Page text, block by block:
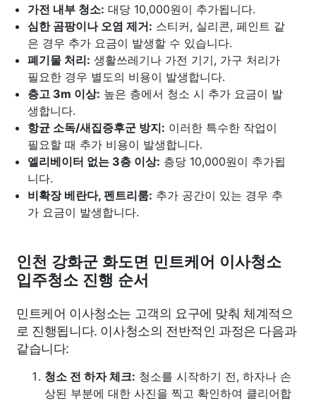
가전 내부 청소: 대당 10,000원이 추가됩니다.
심한 곰팡이나 오염 제거: 스티커, 실리콘, 페인트 같
은 경우 추가 요금이 발생할 수 있습니다.
폐기물 처리: 생활쓰레기나 가전 기기, 가구 처리가
필요한 경우 별도의 비용이 발생합니다.
층고 3m 이상: 높은 층에서 청소 시 추가 요금이 발
생합니다.
항균 소독/새집증후군 방지: 이러한 특수한 작업이
필요할 때 추가 비용이 발생합니다.
엘리베이터 없는 3층 이상: 층당 10,000원이 추가됩
니다.
비확장 베란다, 펜트리룸: 추가 공간이 있는 경우 추
가 요금이 발생합니다.
인천 강화군 화도면 민트케어 이사청소
입주청소 진행 순서
민트케어 이사청소는 고객의 요구에 맞춰 체계적으
로 진행됩니다. 이사청소의 전반적인 과정은 다음과
같습니다:
청소 전 하자 체크: 청소를 시작하기 전, 하자나 손
상된 부분에 대한 사진을 찍고 확인하여 클리어합